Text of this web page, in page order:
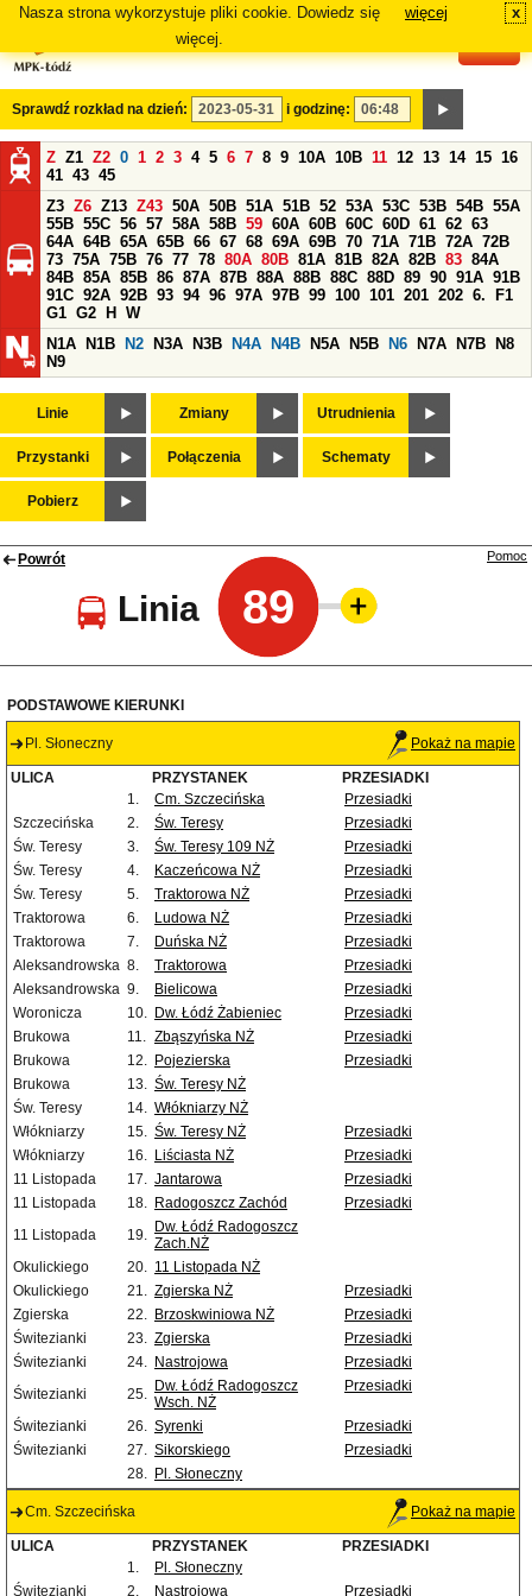
Nasza strona wykorzystuje pliki cookie. Dowiedz się
więcej.
więcej x
Sprawdź rozkład na dzień: i godzinę:
Z Z1 Z2 0 1 2 3 4 5 6 7 8 9 10A 10B 11 12 13 14 15 16
41 43 45
Z3 Z6 Z13 Z43 50A 50B 51A 51B 52 53A 53C 53B 54B 55A
55B 55C 56 57 58A 58B 59 60A 60B 60C 60D 61 62 63
64A 64B 65A 65B 66 67 68 69A 69B 70 71A 71B 72A 72B
73 75A 75B 76 77 78 80A 80B 81A 81B 82A 82B 83 84A
84B 85A 85B 86 87A 87B 88A 88B 88C 88D 89 90 91A 91B
91C 92A 92B 93 94 96 97A 97B 99 100 101 201 202 6.
F1
G1 G2 H
W
N1A
N1B N2 N3A N3B N4A N4B N5A N5B N6 N7A N7B
N8
N9
Linie Zmiany Utrudnienia
Przystanki Połączenia Schematy
Pobierz
Powrót
Linia 89
Pomoc
PODSTAWOWE KIERUNKI
Pl. Słoneczny Pokaż na mapie
ULICA PRZYSTANEK
PRZESIADKI
1.
Cm. Szczecińska
Przesiadki
Szczecińska
2. Św. Teresy
Przesiadki
Św. Teresy
3. Św. Teresy 109 NŻ
Przesiadki
Św. Teresy
4. Kaczeńcowa NŻ
Przesiadki
Św. Teresy
5. Traktorowa NŻ
Przesiadki
Traktorowa
6. Ludowa NŻ
Przesiadki
Traktorowa
7. Duńska NŻ
Przesiadki
Aleksandrowska 8. Traktorowa
Przesiadki
Aleksandrowska 9. Bielicowa
Przesiadki
Woronicza
10. Dw. Łódź Żabieniec
Przesiadki
Brukowa
11. Zbąszyńska NŻ
Przesiadki
Brukowa
12. Pojezierska
Przesiadki
Brukowa
13. Św. Teresy NŻ
Św. Teresy
14. Włókniarzy NŻ
Włókniarzy
15. Św. Teresy NŻ
Przesiadki
Włókniarzy
16. Liściasta NŻ
Przesiadki
11 Listopada
17. Jantarowa
Przesiadki
11 Listopada
18. Radogoszcz Zachód
Przesiadki
11 Listopada
19. Dw. Łódź Radogoszcz
Zach.NŻ
Okulickiego
20. 11 Listopada NŻ
Okulickiego
21. Zgierska NŻ
Przesiadki
Zgierska
22. Brzoskwiniowa NŻ
Przesiadki
Świtezianki
23. Zgierska
Przesiadki
Świtezianki
24. Nastrojowa
Przesiadki
Świtezianki
25. Dw. Łódź Radogoszcz
Wsch. NŻ
Przesiadki
Świtezianki 26. Syrenki
Przesiadki
Świtezianki
27. Sikorskiego
Przesiadki
28. Pl. Słoneczny
Cm. Szczecińska Pokaż na mapie
ULICA PRZYSTANEK
PRZESIADKI
1.
Pl. Słoneczny
Świtezianki
2. Nastrojowa Przesiadki